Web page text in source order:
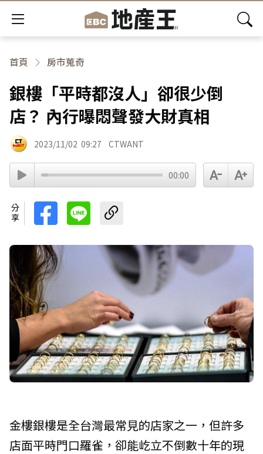
首頁 房市蒐奇
銀樓「平時都沒人」卻很少倒
店？ 內行曝悶聲發大財真相
2023/11/02 09:27 CTWANT
00:00
分享
金樓銀樓是全台灣最常見的店家之一，但許多
店面平時門口羅雀，卻能屹立不倒數十年的現